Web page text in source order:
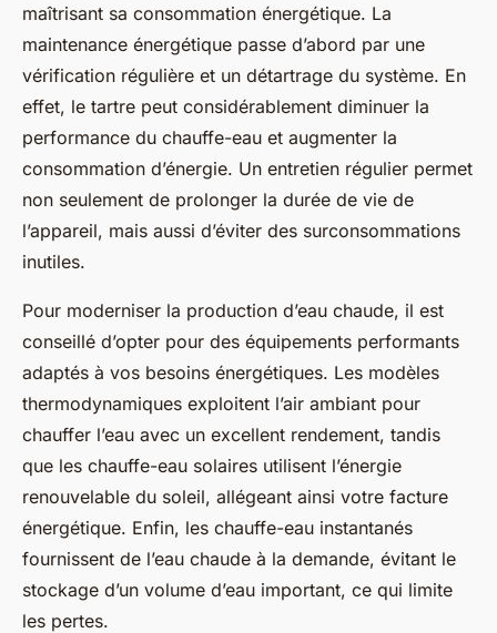
maîtrisant sa consommation énergétique. La
maintenance énergétique passe d’abord par une
vérification régulière et un détartrage du système. En
effet, le tartre peut considérablement diminuer la
performance du chauffe-eau et augmenter la
consommation d’énergie. Un entretien régulier permet
non seulement de prolonger la durée de vie de
l’appareil, mais aussi d’éviter des surconsommations
inutiles.
Pour moderniser la production d’eau chaude, il est
conseillé d’opter pour des équipements performants
adaptés à vos besoins énergétiques. Les modèles
thermodynamiques exploitent l’air ambiant pour
chauffer l’eau avec un excellent rendement, tandis
que les chauffe-eau solaires utilisent l’énergie
renouvelable du soleil, allégeant ainsi votre facture
énergétique. Enfin, les chauffe-eau instantanés
fournissent de l’eau chaude à la demande, évitant le
stockage d’un volume d’eau important, ce qui limite
les pertes.